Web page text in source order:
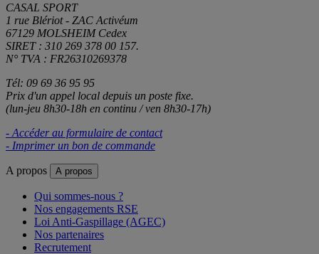
CASAL SPORT
1 rue Blériot - ZAC Activéum
67129 MOLSHEIM Cedex
SIRET : 310 269 378 00 157.
N° TVA : FR26310269378
Tél: 09 69 36 95 95
Prix d'un appel local depuis un poste fixe.
(lun-jeu 8h30-18h en continu / ven 8h30-17h)
- Accéder au formulaire de contact
- Imprimer un bon de commande
A propos A propos
Qui sommes-nous ?
Nos engagements RSE
Loi Anti-Gaspillage (AGEC)
Nos partenaires
Recrutement